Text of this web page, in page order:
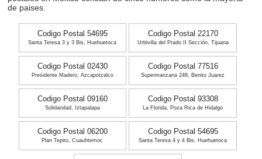
de paises.
Codigo Postal 54695
Santa Teresa 3 y 3 Bis, Huehuetoca
Codigo Postal 22170
Urbivilla del Prado II Sección, Tijuana
Codigo Postal 02430
Presidente Madero, Azcapotzalco
Codigo Postal 77516
Supermanzana 248, Benito Juarez
Codigo Postal 09160
Solidaridad, Iztapalapa
Codigo Postal 93308
La Florida, Poza Rica de Hidalgo
Codigo Postal 06200
Plan Tepito, Cuauhtemoc
Codigo Postal 54695
Santa Teresa 4 y 4 Bis, Huehuetoca